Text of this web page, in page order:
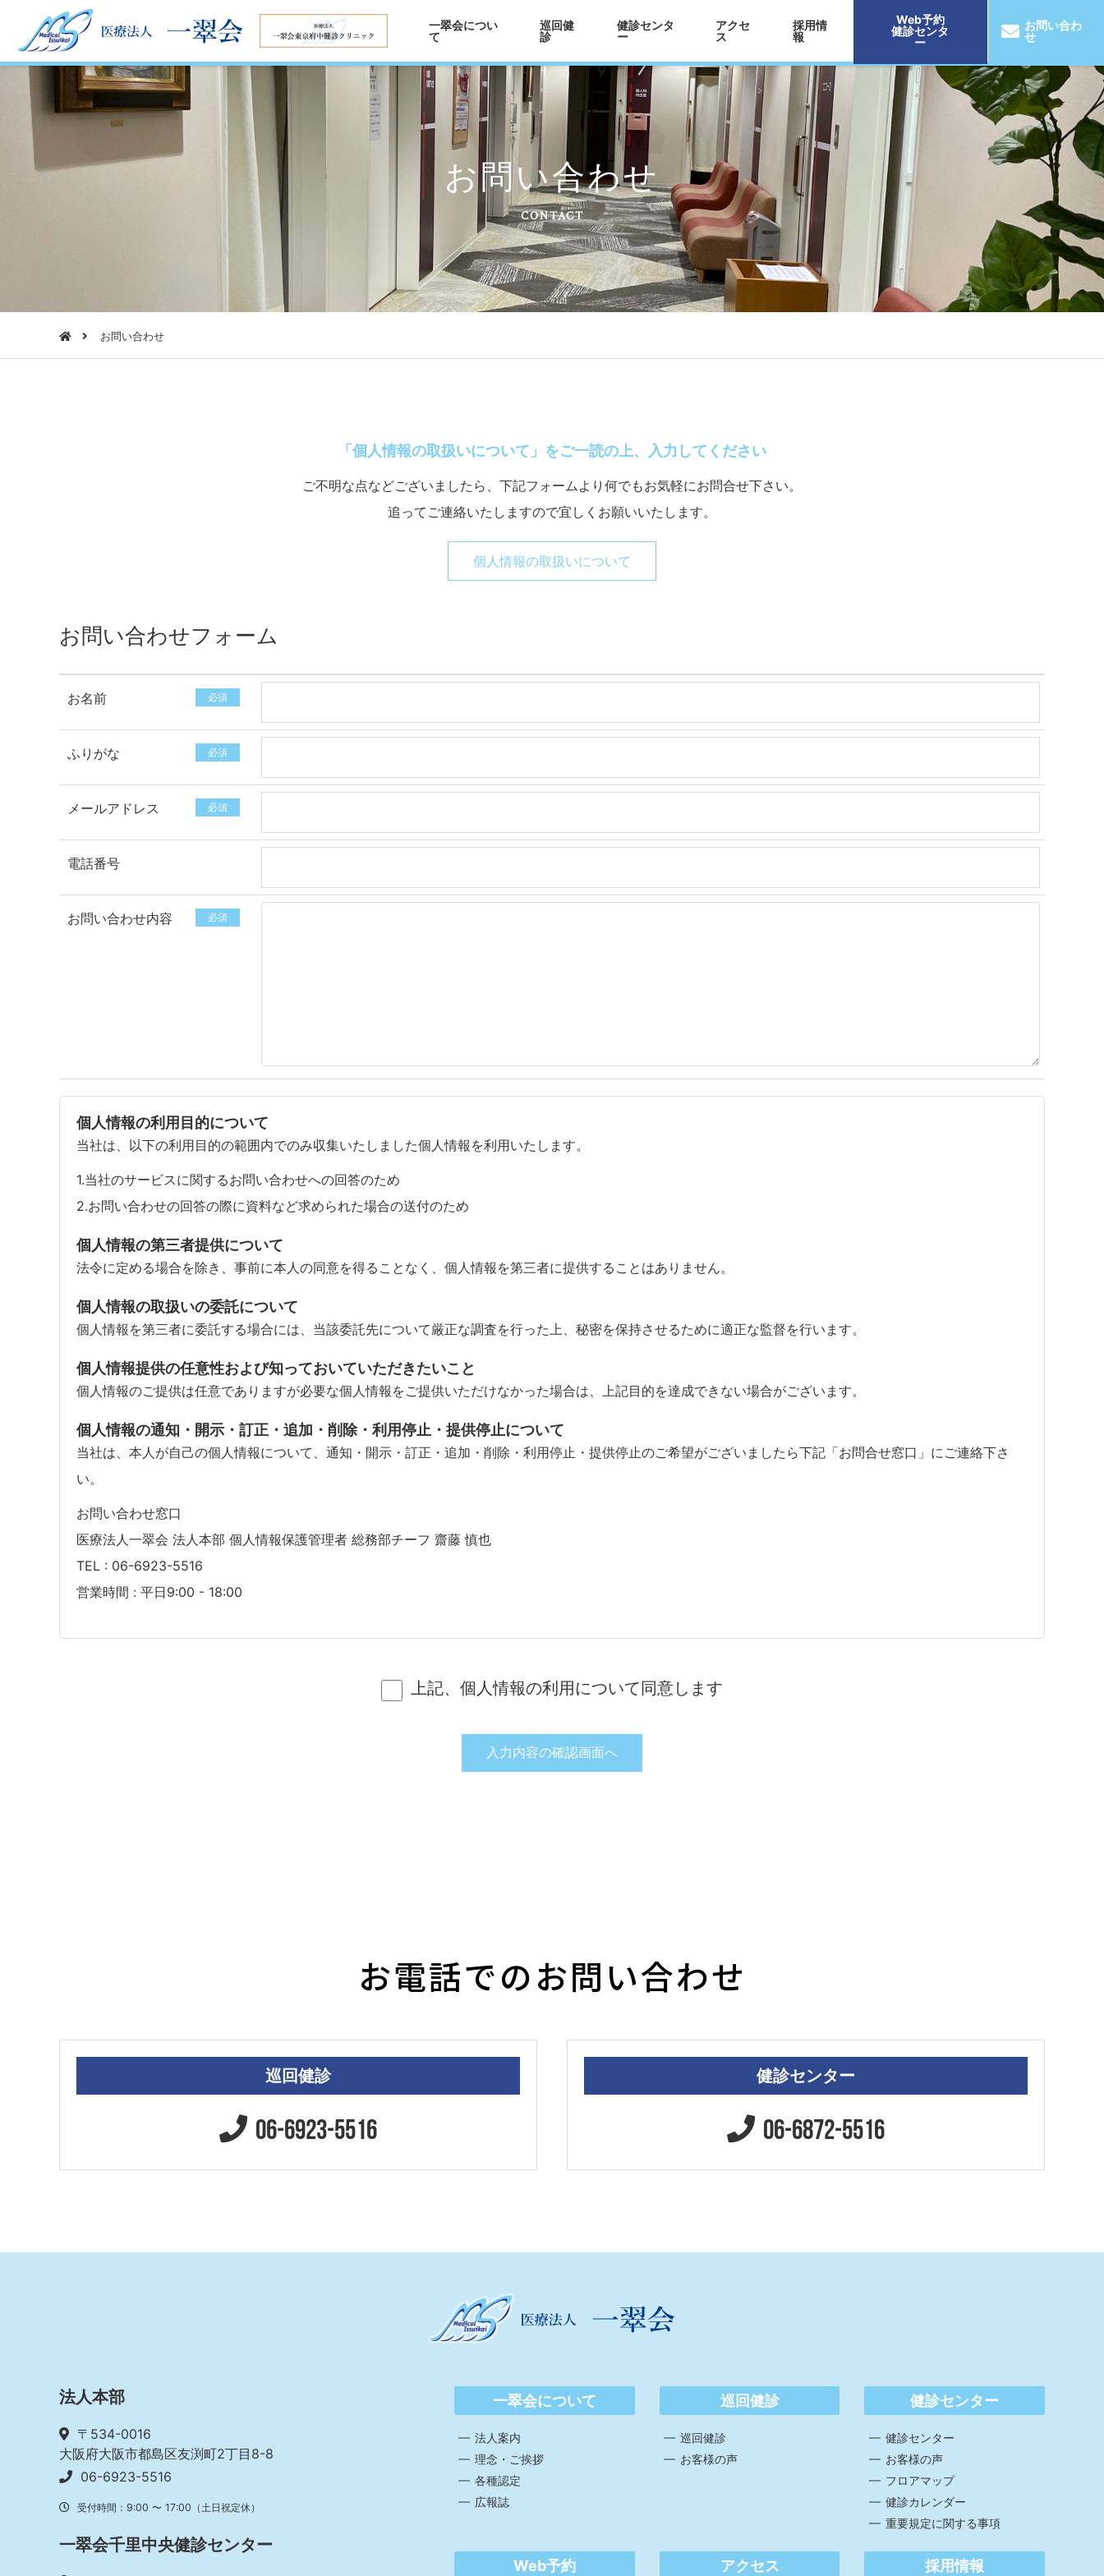
一翠会につい
て
巡回健
診
健診センタ
ー
アクセ
ス
採用情
報
Web予約
健診センタ
ー
お問い合わ
せ
お問い合わせ
CONTACT
お問い合わせ
「個人情報の取扱いについて」をご一読の上、入力してください
ご不明な点などございましたら、下記フォームより何でもお気軽にお問合せ下さい。
追ってご連絡いたしますので宜しくお願いいたします。
個人情報の取扱いについて
お問い合わせフォーム
必須
お名前
必須
ふりがな
必須
メールアドレス
電話番号
必須
お問い合わせ内容
個人情報の利用目的について
当社は、以下の利用目的の範囲内でのみ収集いたしました個人情報を利用いたします。
1.当社のサービスに関するお問い合わせへの回答のため
2.お問い合わせの回答の際に資料など求められた場合の送付のため
個人情報の第三者提供について
法令に定める場合を除き、事前に本人の同意を得ることなく、個人情報を第三者に提供することはありません。
個人情報の取扱いの委託について
個人情報を第三者に委託する場合には、当該委託先について厳正な調査を行った上、秘密を保持させるために適正な監督を行います。
個人情報提供の任意性および知っておいていただきたいこと
個人情報のご提供は任意でありますが必要な個人情報をご提供いただけなかった場合は、上記目的を達成できない場合がございます。
個人情報の通知・開示・訂正・追加・削除・利用停止・提供停止について
当社は、本人が自己の個人情報について、通知・開示・訂正・追加・削除・利用停止・提供停止のご希望がございましたら下記「お問合せ窓口」にご連絡下さ
い。
お問い合わせ窓口
医療法人一翠会 法人本部 個人情報保護管理者 総務部チーフ 齋藤 慎也
TEL : 06-6923-5516
営業時間 : 平日9:00 - 18:00
上記、個人情報の利用について同意します
お電話でのお問い合わせ
巡回健診
06-6923-5516
健診センター
06-6872-5516
法人本部
〒534-0016
大阪府大阪市都島区友渕町2丁目8-8
06-6923-5516
受付時間：9:00 〜 17:00（土日祝定休）
一翠会千里中央健診センター
一翠会について
法人案内
理念・ご挨拶
各種認定
広報誌
巡回健診
巡回健診
お客様の声
健診センター
健診センター
お客様の声
フロアマップ
健診カレンダー
重要規定に関する事項
Web予約 アクセス 採用情報